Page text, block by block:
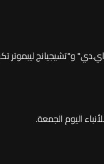
و"تشيجيانج